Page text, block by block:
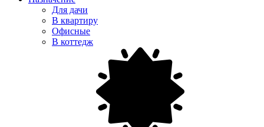
Для дачи
В квартиру
Офисные
В коттедж